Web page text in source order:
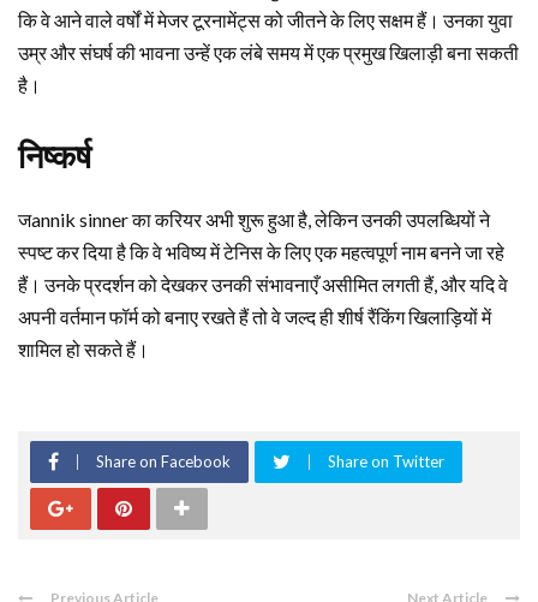
कि वे आने वाले वर्षों में मेजर टूरनामेंट्स को जीतने के लिए सक्षम हैं। उनका युवा
उम्र और संघर्ष की भावना उन्हें एक लंबे समय में एक प्रमुख खिलाड़ी बना सकती
है।
निष्कर्ष
जannik sinner का करियर अभी शुरू हुआ है, लेकिन उनकी उपलब्धियों ने
स्पष्ट कर दिया है कि वे भविष्य में टेनिस के लिए एक महत्वपूर्ण नाम बनने जा रहे
हैं। उनके प्रदर्शन को देखकर उनकी संभावनाएँ असीमित लगती हैं, और यदि वे
अपनी वर्तमान फॉर्म को बनाए रखते हैं तो वे जल्द ही शीर्ष रैंकिंग खिलाड़ियों में
शामिल हो सकते हैं।
Share on Facebook Share on Twitter
Previous Article Next Article